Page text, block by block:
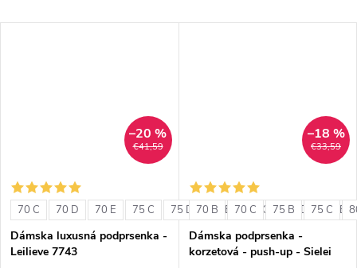
€41,59
–20 %
70 C 70 D 70 E 75 C 75 D 75 E 80 C 80 D 80 E
Dámska luxusná podprsenka -
Leilieve 7743
€33,59
–18 %
70 B 70 C 75 B 75 C
Dámska podprsenka -
korzetová - push-up - Sielei